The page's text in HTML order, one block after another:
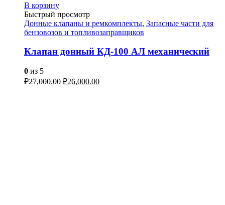
В корзину
Быстрый просмотр
Донные клапаны и ремкомплекты, Запасные части для
бензовозов и топливозаправщиков
Клапан донный КД-100 АЛ механический
0 из 5
₽27,000.00 ₽26,000.00